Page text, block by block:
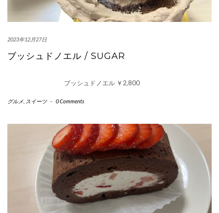
2023年12月27日
ブッシュドノエル / SUGAR
ブッシュドノエル ￥2,800
グルメ スイーツ - 0 Comments